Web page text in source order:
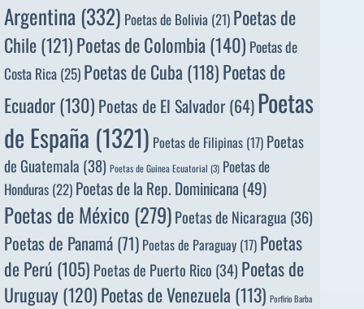
Argentina(332) Poetas de Bolivia (21) Poetas de
Chile(121)Poetas de Colombia(140) Poetas de
Costa Rica(25)Poetas de Cuba (118)Poetas de
Ecuador(130) Poetas de El Salvador(64)Poetas
de España (1321) Poetas de Filipinas (17) Poetas
de Guatemala (38) Poetas de Guinea Ecuatorial (3) Poetas de
Honduras (22) Poetas de la Rep. Dominicana (49)
Poetas de México(279)Poetas de Nicaragua (36)
Poetas de Panamá (71) Poetas de Paraguay (17) Poetas
de Perú (105) Poetas de Puerto Rico (34) Poetas de
Uruguay(120)Poetas de Venezuela (113) Porfirio Barba